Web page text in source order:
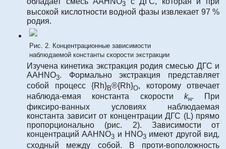
3
высокой кислотности водной фазы извлекает 97 %
родия.
Рис. 2. Концентрационные зависимости
наблюдаемой константы скорости экстракции
Изучена кинетика экстракция родия смесью ДГС и
AAHNO3. Формально экстракция представляет
собой процесс {Rh}B®{Rh}О, которому отвечает
наблюда-емая константа скорости kн. При
фиксиро-ванных условиях наблюдаемая
константа зависит от концентрации ДГС (L) прямо
пропорционально (рис. 2). Зависимости от
концентраций AAHNO3 и HNO3 имеют другой вид,
сходный между собой. В проти-воположность